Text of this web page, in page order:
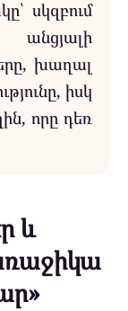
սկզբում
անցյալի
խաղալ
իսկ
որը դեռ
և